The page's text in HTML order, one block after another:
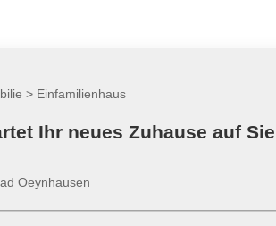
> Einfamilienhaus
Ihr neues Zuhause auf Sie
Oeynhausen